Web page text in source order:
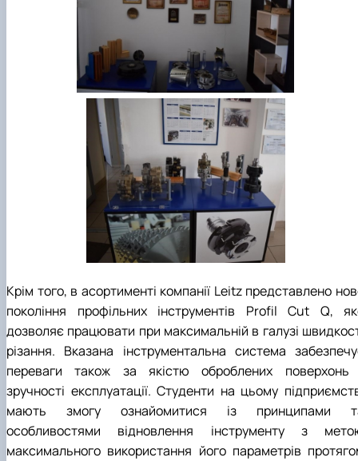
Крім того, в асортименті компанії Leitz представлено
покоління профільних інструментів Profil Cut Q,
дозволяє працювати при максимальній в галузі
різання. Вказана інструментальна система
переваги також за якістю оброблених поверхонь
зручності експлуатації. Студенти на цьому
мають змогу ознайомитися із принципами
особливостями відновлення інструменту з
максимального використання його параметрів